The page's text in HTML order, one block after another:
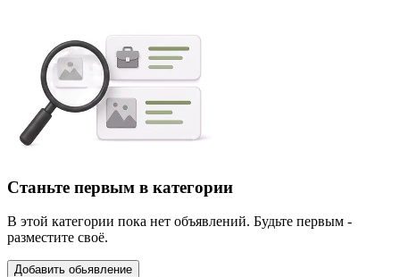
Станьте первым в категории
В этой категории пока нет объявлений. Будьте первым -
разместите своё.
Добавить обьявление